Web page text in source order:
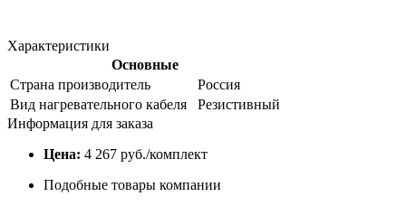
Характеристики
Основные
Страна производитель
Россия
Вид нагревательного кабеля
Резистивный
Информация для заказа
Цена: 4 267 руб./комплект
Подобные товары компании